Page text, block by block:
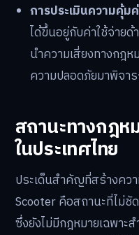
การประเมินความคุ้ม
ได้ขึ้นอยู่กับค่าใช้จ่ายด้
นำความเสี่ยงทางกฎห
ความปลอดภัยมาพิจา
สถานะทางกฎ
ในประเทศไทย
ประเด็นสำคัญที่สร้างคว
Scooter คือสถานะที่ไม่ชั
ซึ่งยังไม่มีกฎหมายเฉพาะ